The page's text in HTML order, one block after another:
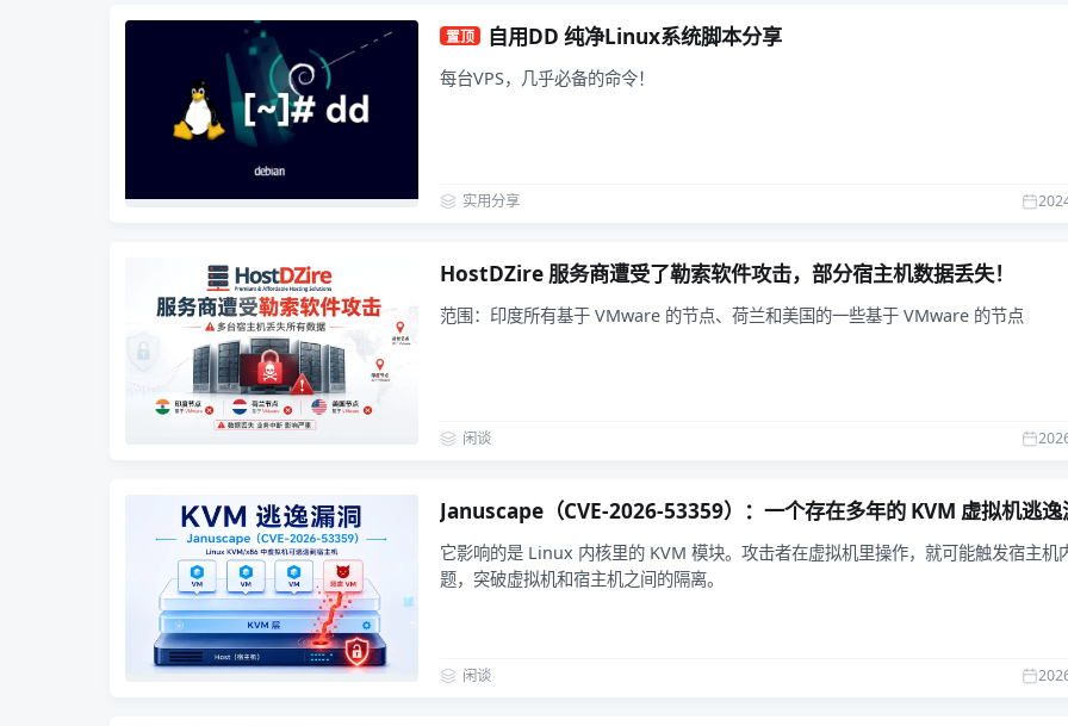
置顶 自用DD 纯净Linux系统脚本分享
每台VPS，几乎必备的命令！
实用分享
HostDZire 服务商遭受了勒索软件攻击，部分宿主机数据丢失！
范围：印度所有基于 VMware 的节点、荷兰和美国的一些基于 VMware 的节点
闲谈
Januscape（CVE-2026-53359）：一个存在多年的 KVM 虚拟机逃逸
它影响的是 Linux 内核里的 KVM 模块。攻击者在虚拟机里操作，就可能触发宿主机
题，突破虚拟机和宿主机之间的隔离。
闲谈